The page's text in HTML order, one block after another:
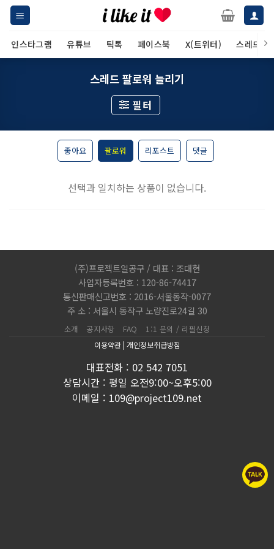
Skip
content
인스타그램 유튜브 틱톡 페이스북 X(트위터) 스레드
스레드 팔로워 늘리기
필터
좋아요 팔로워 리포스트 댓글
선택과 일치하는 상품이 없습니다.
(주)프로젝트일공구 / 대표 : 조대현
사업자등록번호 : 120-86-74417
통신판매신고번호 : 2016-서울동작-0077
주 소 : 서울시 동작구 노량진로24길 30
소개 공지사항 FAQ 1:1 문의 / 리필신청
이용약관| 개인정보취급방침
대표전화 : 02 542 7051
상담시간 : 평일 오전9:00~오후5:00
이메일 : 109@project109.net